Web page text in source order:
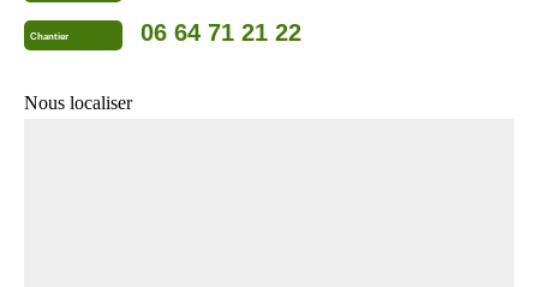
Chantier 06 64 71 21 22
Nous localiser